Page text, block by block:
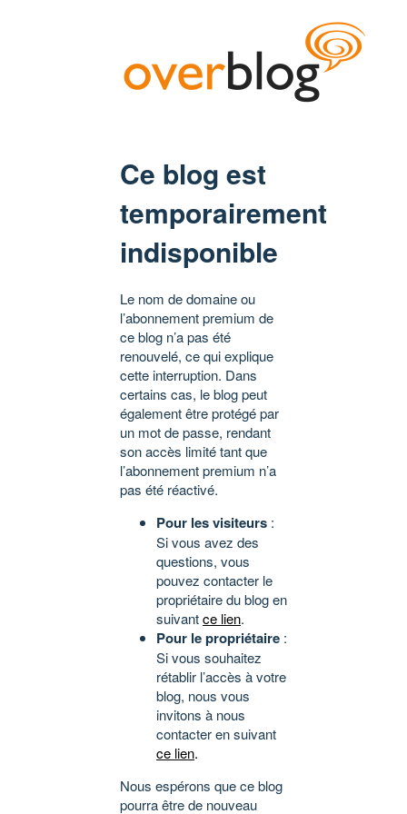
Ce blog est
temporairement
indisponible
Le nom de domaine ou
l’abonnement premium de
ce blog n’a pas été
renouvelé, ce qui explique
cette interruption. Dans
certains cas, le blog peut
également être protégé par
un mot de passe, rendant
son accès limité tant que
l’abonnement premium n’a
pas été réactivé.
Pour les visiteurs :
Si vous avez des
questions, vous
pouvez contacter le
propriétaire du blog en
suivantce lien.
Pour le propriétaire :
Si vous souhaitez
rétablir l’accès à votre
blog, nous vous
invitons à nous
contacter en suivant
ce lien.
Nous espérons que ce blog
pourra être de nouveau